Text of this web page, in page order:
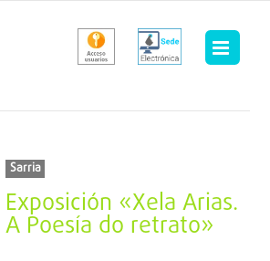
Sarria
Exposición «Xela Arias.
A Poesía do retrato»